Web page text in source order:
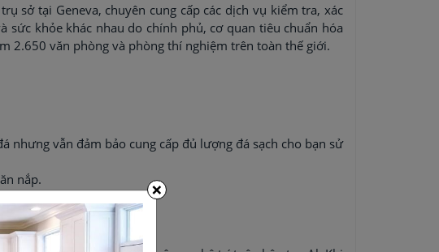
sở tại Geneva, chuyên cung cấp các dịch vụ kiểm tra, xác
khỏe khác nhau do chính phủ, cơ quan tiêu chuẩn hóa
2.650 văn phòng và phòng thí nghiệm trên toàn thế giới.
vẫn đảm bảo cung cấp đủ lượng đá sạch cho bạn sử
nắp.
×